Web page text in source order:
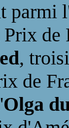
parmi
de
,
de
Olga